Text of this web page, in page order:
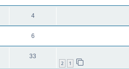
4
6
1
2
33